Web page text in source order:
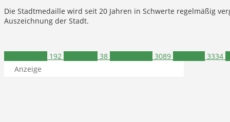
Die Stadtmedaille wird seit 20 Jahren in Schwerte regelmäßig
Auszeichnung der Stadt.
192 38 3089 3334
Anzeige